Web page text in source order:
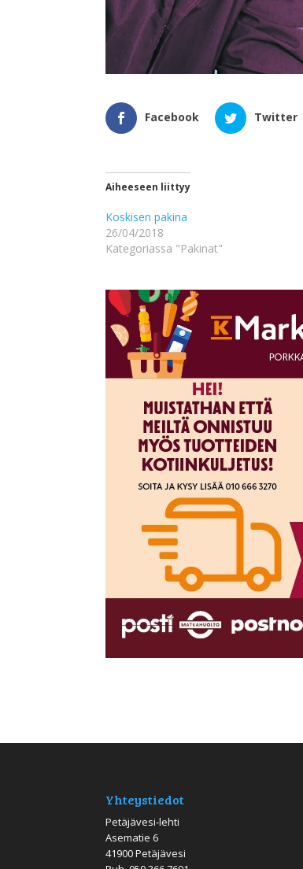
Facebook Twitter
Aiheeseen liittyy
Koskisen pakina
26/04/2018
Kategoriassa "Pakinat"
Yhteystiedot
Petäjävesi-lehti
Asematie 6
41900 Petäjävesi